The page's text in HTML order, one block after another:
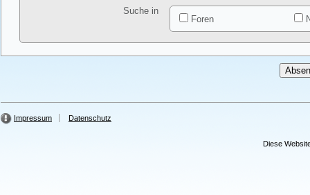
Suche in
Foren
Impressum Datenschutz
Diese